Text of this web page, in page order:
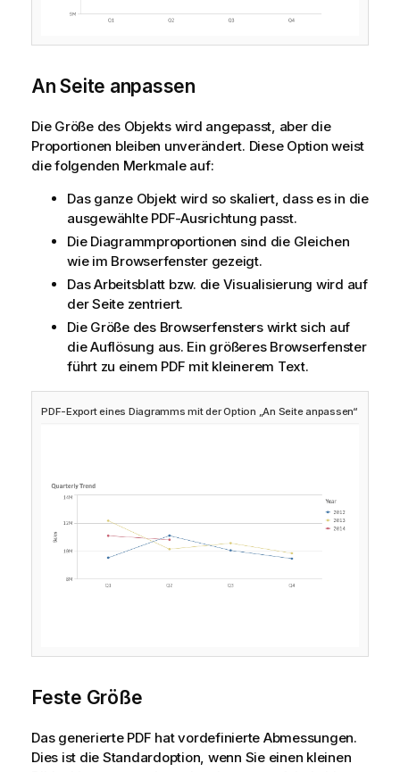
An Seite anpassen
Die Größe des Objekts wird angepasst, aber die
Proportionen bleiben unverändert. Diese Option weist
die folgenden Merkmale auf:
Das ganze Objekt wird so skaliert, dass es in die
ausgewählte PDF-Ausrichtung passt.
Die Diagrammproportionen sind die Gleichen
wie im Browserfenster gezeigt.
Das Arbeitsblatt bzw. die Visualisierung wird auf
der Seite zentriert.
Die Größe des Browserfensters wirkt sich auf
die Auflösung aus. Ein größeres Browserfenster
führt zu einem PDF mit kleinerem Text.
PDF-Export eines Diagramms mit der Option „An Seite anpassen“
Feste Größe
Das generierte PDF hat vordefinierte Abmessungen.
Dies ist die Standardoption, wenn Sie einen kleinen